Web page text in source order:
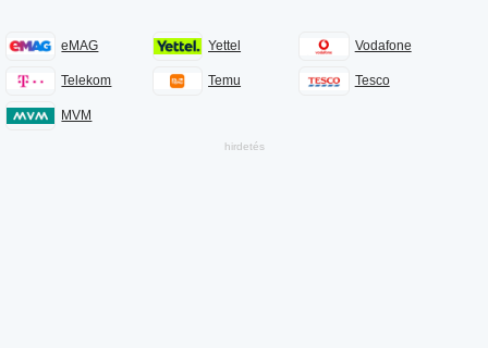
eMAG Yettel Vodafone
Telekom Temu Tesco
MVM